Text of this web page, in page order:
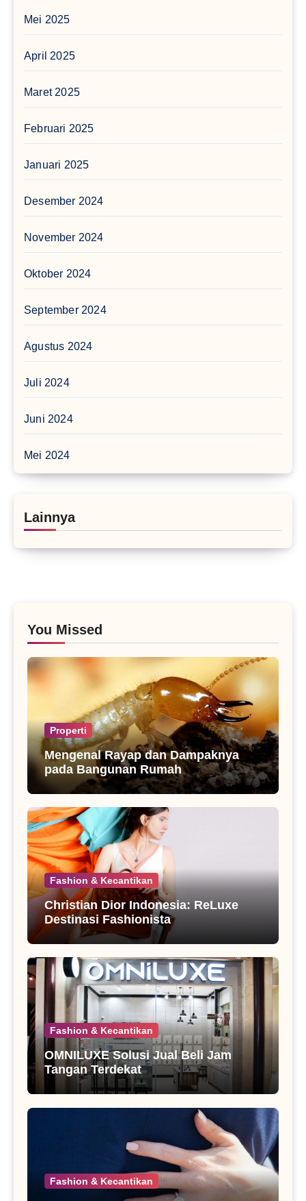
Mei 2025
April 2025
Maret 2025
Februari 2025
Januari 2025
Desember 2024
November 2024
Oktober 2024
September 2024
Agustus 2024
Juli 2024
Juni 2024
Mei 2024
Lainnya
You Missed
Properti
Mengenal Rayap dan Dampaknya
pada Bangunan Rumah
Fashion & Kecantikan
Christian Dior Indonesia: ReLuxe
Destinasi Fashionista
Fashion & Kecantikan
OMNILUXE Solusi Jual Beli Jam
Tangan Terdekat
Fashion & Kecantikan